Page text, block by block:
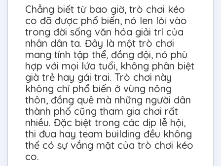
Chẳng biết từ bao giờ, trò chơi kéo
co đã được phổ biến, nó len lỏi vào
trong đời sống văn hóa giải trí của
nhân dân ta. Đây là một trò chơi
mang tính tập thể, đồng đội, nó phù
hợp với mọi lứa tuổi, không phân biệt
già trẻ hay gái trai. Trò chơi này
không chỉ phổ biến ở vùng nông
thôn, đồng quê mà những người dân
thành phố cũng tham gia chơi rất
nhiều. Đặc biệt trong các dịp lễ hội,
thi đua hay team building đều không
thể có sự vắng mặt của trò chơi kéo
co.